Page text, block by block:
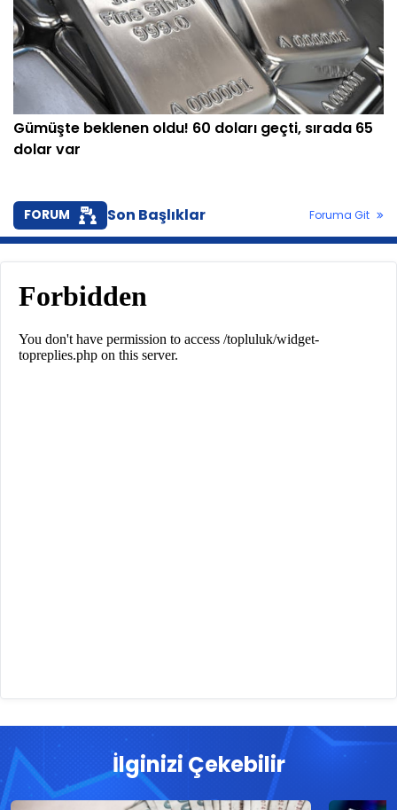
Gümüşte beklenen oldu! 60 doları geçti, sırada 65
dolar var
FORUM Son Başlıklar Foruma Git
İlginizi Çekebilir